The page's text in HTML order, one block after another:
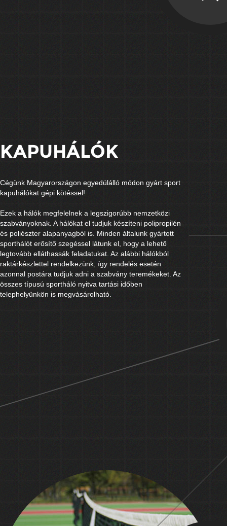
KAPUHÁLÓK
Cégünk Magyarországon egyedülálló módon gyárt sport
kapuhálókat gépi kötéssel!
Ezek a hálók megfelelnek a legszigorúbb nemzetközi
szabványoknak. A hálókat el tudjuk készíteni polipropilén
és poliészter alapanyagból is. Minden általunk gyártott
sporthálót erősítő szegéssel látunk el, hogy a lehető
legtovább elláthassák feladatukat. Az alábbi hálókból
raktárkészlettel rendelkezünk, így rendelés esetén
azonnal postára tudjuk adni a szabvány teremékeket. Az
összes típusú sportháló nyitva tartási időben
telephelyünkön is megvásárolható.